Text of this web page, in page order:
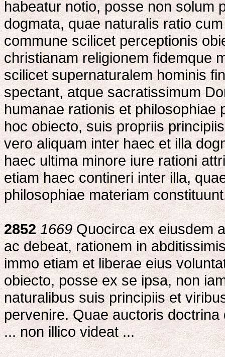
habeatur notio, posse non solum
dogmata, quae naturalis ratio
commune scilicet perceptionis
christianam religionem fidemque
scilicet supernaturalem hominis
spectant, atque sacratissimum
humanae rationis et philosophiae
hoc obiecto, suis propriis
vero aliquam inter haec et illa
haec ultima minore iure rationi
etiam haec contineri inter illa,
philosophiae materiam
2852 1669Quocirca ex eiusdem
ac debeat, rationem in
immo etiam et liberae eius
obiecto, posse ex se ipsa, non
naturalibus suis principiis et
pervenire. Quae auctoris
... non illico videat ...